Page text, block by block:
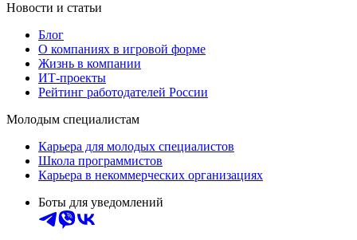
Новости и статьи
Блог
О компаниях в игровой форме
Жизнь в компании
ИТ-проекты
Рейтинг работодателей России
Молодым специалистам
Карьера для молодых специалистов
Школа программистов
Карьера в некоммерческих организациях
Боты для уведомлений